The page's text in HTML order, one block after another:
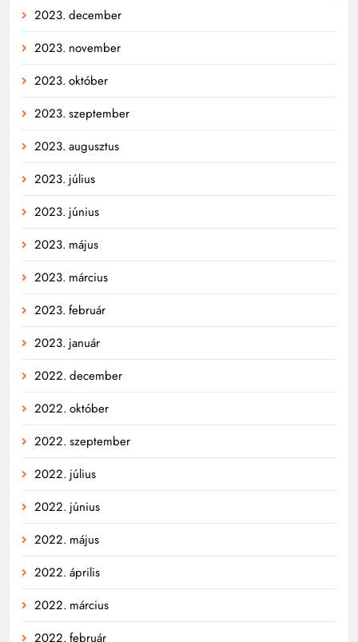
2023. december
2023. november
2023. október
2023. szeptember
2023. augusztus
2023. július
2023. június
2023. május
2023. március
2023. február
2023. január
2022. december
2022. október
2022. szeptember
2022. július
2022. június
2022. május
2022. április
2022. március
2022. február